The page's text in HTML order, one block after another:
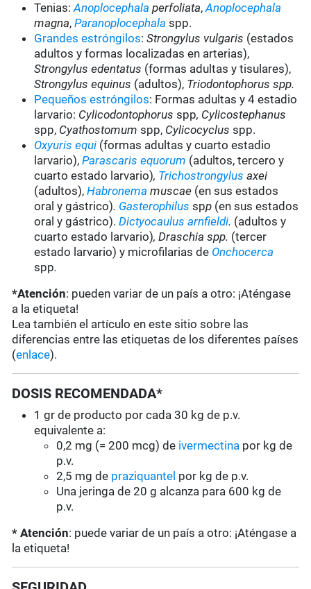
Tenias:Anoplocephala perfoliata,Anoplocephala
magna,Paranoplocephala spp.
Grandes estróngilos:Strongylus vulgaris (estados
adultos y formas localizadas en arterias),
Strongylus edentatus (formas adultas y tisulares),
Strongylus equinus (adultos), Triodontophorus spp.
Pequeños estróngilos: Formas adultas y 4 estadio
larvario: Cylicodontophorusspp, Cylicostephanus
spp, Cyathostomumspp, Cylicocyclusspp.
Oxyuris equi (formas adultas y cuarto estadio
larvario),Parascaris equorum (adultos, tercero y
cuarto estado larvario), Trichostrongylus axei
(adultos),Habronema muscae (en sus estados
oral y gástrico). Gasterophilus spp (en sus estados
oral y gástrico). Dictyocaulus arnfieldi. (adultos y
cuarto estado larvario), Draschia spp. (tercer
estado larvario) y microfilarias de Onchocerca
spp.
*Atención: pueden variar de un país a otro: ¡Aténgase
a la etiqueta!
Lea también el artículo en este sitio sobre las
diferencias entre las etiquetas de los diferentes países
(enlace).
DOSIS RECOMENDADA*
1 gr de producto por cada 30 kg de p.v.
equivalente a:
0,2 mg (= 200 mcg) de ivermectina por kg de
p.v.
2,5 mg de praziquantel por kg de p.v.
Una jeringa de 20 g alcanza para 600 kg de
p.v.
* Atención: puede variar de un país a otro: ¡Aténgase a
la etiqueta!